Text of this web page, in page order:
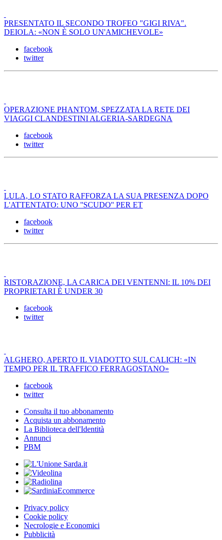
PRESENTATO IL SECONDO TROFEO "GIGI RIVA".
DEIOLA: «NON È SOLO UN'AMICHEVOLE»
facebook
twitter
OPERAZIONE PHANTOM, SPEZZATA LA RETE DEI
VIAGGI CLANDESTINI ALGERIA-SARDEGNA
facebook
twitter
LULA, LO STATO RAFFORZA LA SUA PRESENZA DOPO
L'ATTENTATO: UNO ''SCUDO'' PER ET
facebook
twitter
RISTORAZIONE, LA CARICA DEI VENTENNI: IL 10% DEI
PROPRIETARI È UNDER 30
facebook
twitter
ALGHERO, APERTO IL VIADOTTO SUL CALICH: «IN
TEMPO PER IL TRAFFICO FERRAGOSTANO»
facebook
twitter
Consulta il tuo abbonamento
Acquista un abbonamento
La Biblioteca dell'Identità
Annunci
PBM
Privacy policy
Cookie policy
Necrologie e Economici
Pubblicità